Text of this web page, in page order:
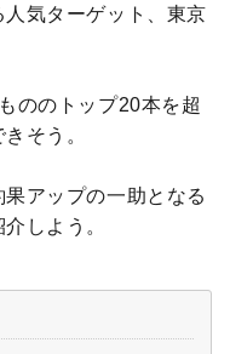
気ターゲット、東京
ののトップ20本を超
そう。
アップの一助となる
しよう。